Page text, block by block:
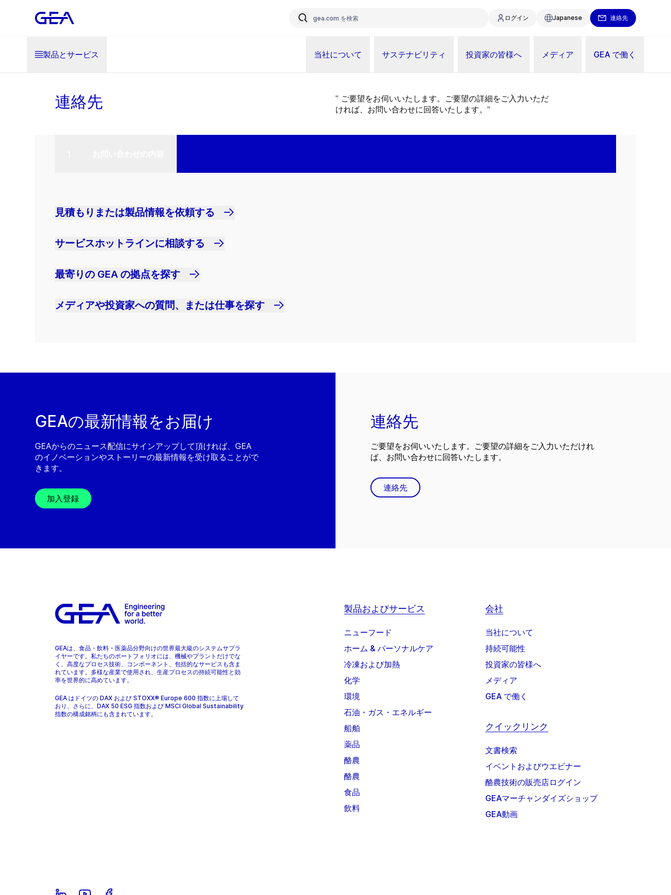
ログイン Japanese 連絡先
製品とサービス 当社について サステナビリティ 投資家の皆様へ メディア GEA で働く
連絡先
" ご要望をお伺いいたします。ご要望の詳細をご入力いただ
ければ、お問い合わせに回答いたします。"
見積もりまたは製品情報を依頼する
サービスホットラインに相談する
最寄りの GEA の拠点を探す
メディアや投資家への質問、または仕事を探す
GEAの最新情報をお届け
GEAからのニュース配信にサインアップして頂ければ、GEA
のイノベーションやストーリーの最新情報を受け取ることがで
きます。
加入登録
連絡先
ご要望をお伺いいたします。ご要望の詳細をご入力いただけれ
ば、お問い合わせに回答いたします。
連絡先
GEAは、食品・飲料・医薬品分野向けの世界最大級のシステムサプラ
イヤーです。私たちのポートフォリオには、機械やプラントだけでな
く、高度なプロセス技術、コンポーネント、包括的なサービスも含ま
れています。多様な産業で使用され、生産プロセスの持続可能性と効
率を世界的に高めています。
GEA はドイツの DAX および STOXX® Europe 600 指数に上場して
おり、さらに、DAX 50 ESG 指数および MSCI Global Sustainability
指数の構成銘柄にも含まれています。
製品およびサービス
ニューフード
ホーム & パーソナルケア
冷凍および加熱
化学
環境
石油・ガス・エネルギー
船舶
薬品
酪農
酪農
食品
飲料
会社
当社について
持続可能性
投資家の皆様へ
メディア
GEA で働く
クイックリンク
文書検索
イベントおよびウエビナー
酪農技術の販売店ログイン
GEAマーチャンダイズショップ
GEA動画